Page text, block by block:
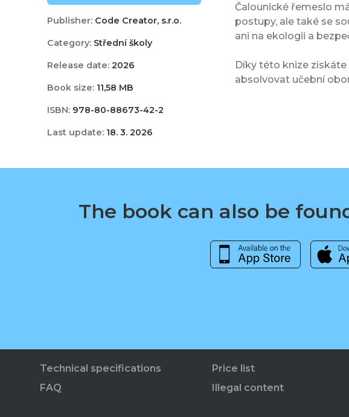
Publisher:Code Creator, s.r.o.
Category:Střední školy
Release date:2026
Book size:11,58 MB
ISBN:978-80-88673-42-2
Last update:18. 3. 2026
Čalounické řemeslo
postupy, ale také se
ani na ekologii a
Díky této knize
absolvovat učební
The book can also be
Technical specifications
FAQ
Price list
Illegal content